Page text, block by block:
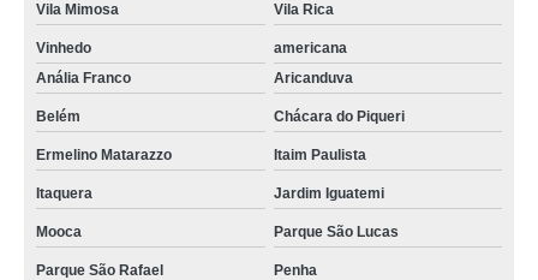
Vila Mimosa Vila Rica
Vinhedo
americana
Anália Franco
Aricanduva
Belém Chácara do Piqueri
Ermelino Matarazzo Itaim Paulista
Itaquera Jardim Iguatemi
Mooca Parque São Lucas
Parque São Rafael Penha